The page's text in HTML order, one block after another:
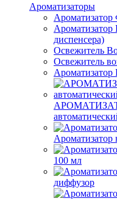
Ароматизаторы
Ароматизатор
диспенсера)
Освежитель
Освежитель
Ароматизатор
Ароматизатор
100 мл
диффузор